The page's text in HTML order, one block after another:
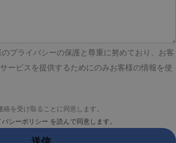
プライバシーの保護と尊重に努めており、お客
ービスを提供するためにのみお客様の情報を使
を受け取ることに同意します。
シーポリシー を読んで同意します。